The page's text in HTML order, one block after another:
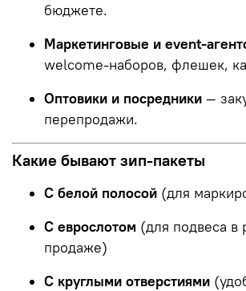
бюджете.
Маркетинговые и event-
welcome-наборов, флешек,
Оптовики и посредники —
перепродажи.
Какие бывают зип-пакеты
С белой полосой (для
С еврослотом (для подвеса в
продаже)
С круглыми отверстиями